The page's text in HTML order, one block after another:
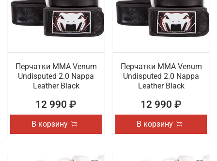
Перчатки ММА Venum
Undisputed 2.0 Nappa
Leather Black
12 990 ₽
В корзину
Перчатки ММА Venum
Undisputed 2.0 Nappa
Leather Black
12 990 ₽
В корзину